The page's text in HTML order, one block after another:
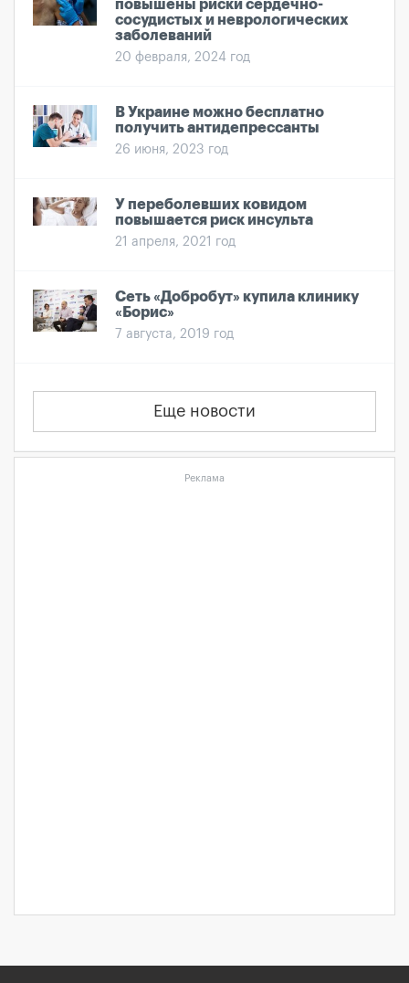
повышены риски сердечно-
сосудистых и неврологических
заболеваний
20 февраля, 2024 год
В Украине можно бесплатно
получить антидепрессанты
26 июня, 2023 год
У переболевших ковидом
повышается риск инсульта
21 апреля, 2021 год
Сеть «Добробут» купила клинику
«Борис»
7 августа, 2019 год
Еще новости
Реклама